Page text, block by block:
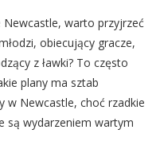
Newcastle, warto przyjrzeć
obiecujący gracze,
z ławki? To często
plany ma sztab
w Newcastle, choć rzadkie
są wydarzeniem wartym